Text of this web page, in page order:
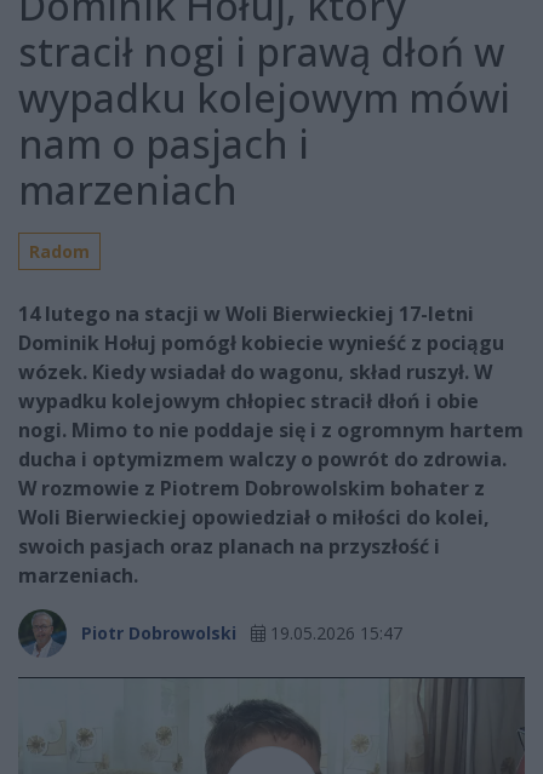
stracił nogi i prawą dłoń w
wypadku kolejowym mówi
nam o pasjach i
marzeniach
Radom
14 lutego na stacji w Woli Bierwieckiej 17-letni
Dominik Hołuj pomógł kobiecie wynieść z pociągu
wózek. Kiedy wsiadał do wagonu, skład ruszył. W
wypadku kolejowym chłopiec stracił dłoń i obie
nogi. Mimo to nie poddaje się i z ogromnym hartem
ducha i optymizmem walczy o powrót do zdrowia.
W rozmowie z Piotrem Dobrowolskim bohater z
Woli Bierwieckiej opowiedział o miłości do kolei,
swoich pasjach oraz planach na przyszłość i
marzeniach.
Piotr Dobrowolski 19.05.2026 15:47